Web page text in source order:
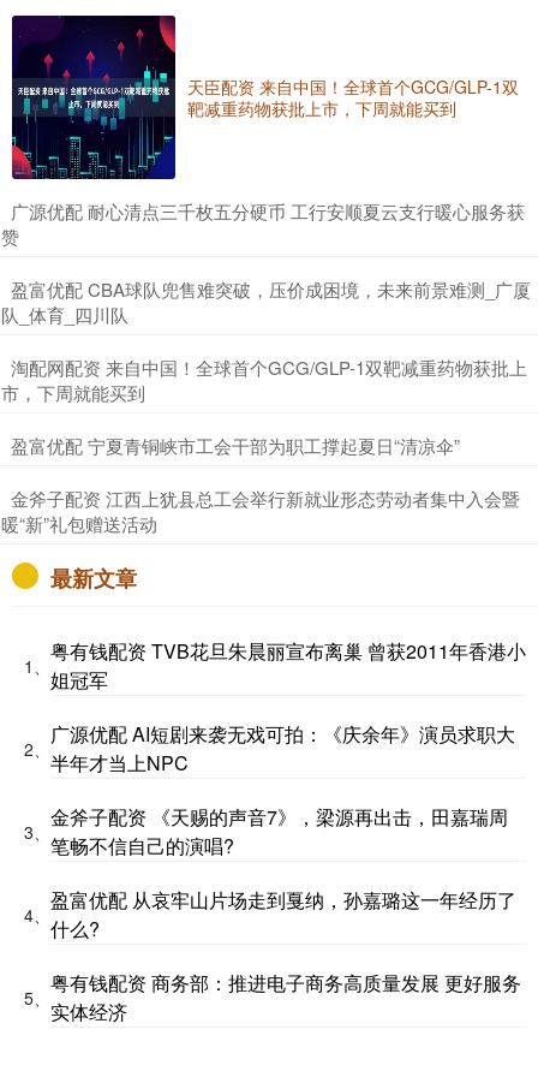
天臣配资 来自中国！全球首个GCG/GLP-1双
靶减重药物获批上市，下周就能买到
​广源优配 耐心清点三千枚五分硬币 工行安顺夏云支行暖心服务获
赞
​盈富优配 CBA球队兜售难突破，压价成困境，未来前景难测_广厦
队_体育_四川队
​淘配网配资 来自中国！全球首个GCG/GLP-1双靶减重药物获批上
市，下周就能买到
​盈富优配 宁夏青铜峡市工会干部为职工撑起夏日“清凉伞”
​金斧子配资 江西上犹县总工会举行新就业形态劳动者集中入会暨
暖“新”礼包赠送活动
最新文章
1、
粤有钱配资 TVB花旦朱晨丽宣布离巢 曾获2011年香港小
姐冠军
2、
广源优配 AI短剧来袭无戏可拍：《庆余年》演员求职大
半年才当上NPC
3、
金斧子配资 《天赐的声音7》，梁源再出击，田嘉瑞周
笔畅不信自己的演唱?
4、
盈富优配 从哀牢山片场走到戛纳，孙嘉璐这一年经历了
什么?
5、
粤有钱配资 商务部：推进电子商务高质量发展 更好服务
实体经济